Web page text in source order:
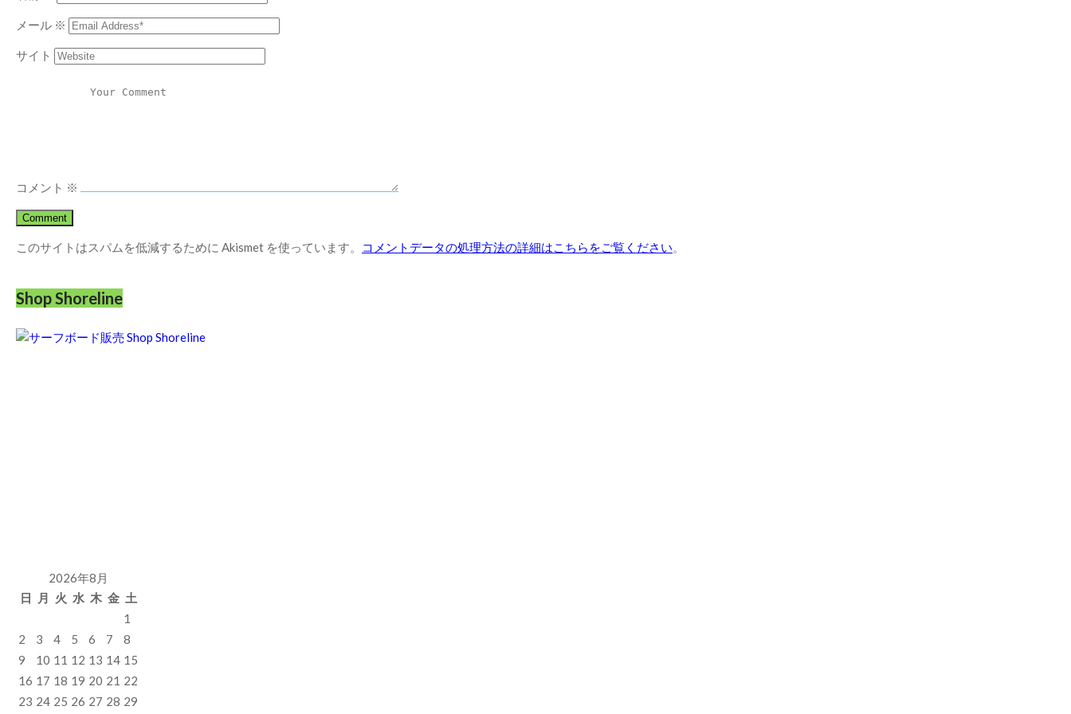
メール ※
サイト
コメント ※
このサイトはスパムを低減するために Akismet を使っています。 コメントデータの処理方法の詳細はこちらをご覧ください。
Shop Shoreline
2026年8月
日
月 火 水 木 金 土
1
2
3 4 5 6 7
8
9
10 11 12 13 14 15
16 17 18 19 20 21 22
23 24 25 26 27 28 29